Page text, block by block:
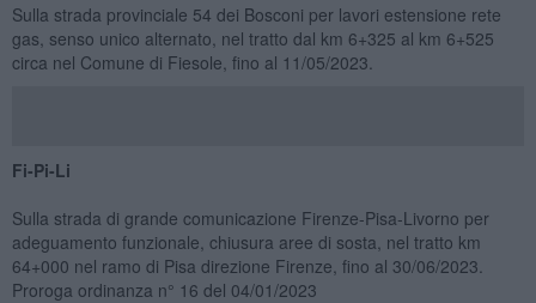
Sulla strada provinciale 54 dei Bosconi per lavori estensione rete
gas, senso unico alternato, nel tratto dal km 6+325 al km 6+525
circa nel Comune di Fiesole, fino al 11/05/2023.
Fi-Pi-Li
Sulla strada di grande comunicazione Firenze-Pisa-Livorno per
adeguamento funzionale, chiusura aree di sosta, nel tratto km
64+000 nel ramo di Pisa direzione Firenze, fino al 30/06/2023.
Proroga ordinanza n° 16 del 04/01/2023